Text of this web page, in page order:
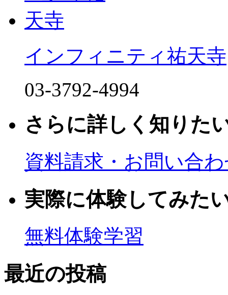
インフィニティ祐天寺
03-3792-4994
さらに詳しく知りた
資料請求・お問い合
実際に体験してみた
無料体験学習
最近の投稿